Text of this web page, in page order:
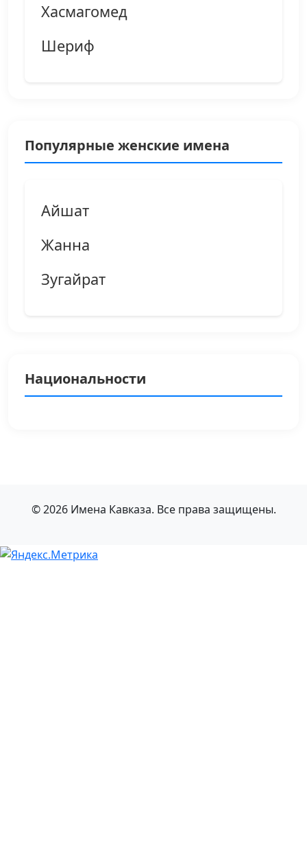
Хасмагомед
Шериф
Популярные женские имена
Айшат
Жанна
Зугайрат
Национальности
© 2026 Имена Кавказа. Все права защищены.